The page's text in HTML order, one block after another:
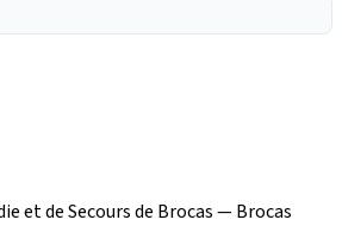
et de Secours de Brocas — Brocas